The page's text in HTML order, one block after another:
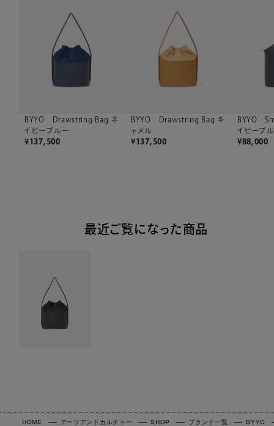
BYYO Drawstring Bag ネ
イビーブルー
¥137,500
BYYO Drawstring Bag キ
ャメル
¥137,500
BYYO
イビーブ
¥88,000
最近ご覧になった商品
HOME アーツアンドカルチャー SHOP ブランド一覧 BYYO